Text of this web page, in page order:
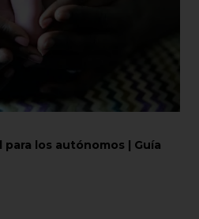
los autónomos | Guía